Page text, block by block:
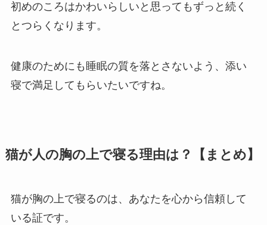
初めのころはかわいらしいと思ってもずっと続く
とつらくなります。
健康のためにも睡眠の質を落とさないよう、添い
寝で満足してもらいたいですね。
猫が人の胸の上で寝る理由は？【まとめ】
猫が胸の上で寝るのは、あなたを心から信頼して
いる証です。